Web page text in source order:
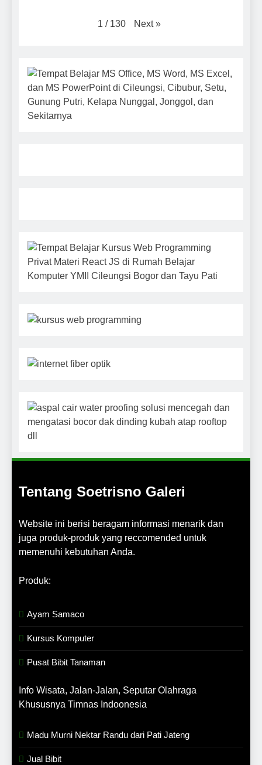
1 / 130 Next »
Tentang Soetrisno Galeri
Website ini berisi beragam informasi menarik dan
juga produk-produk yang reccomended untuk
memenuhi kebutuhan Anda.
Produk:
Ayam Samaco
Kursus Komputer
Pusat Bibit Tanaman
Info Wisata, Jalan-Jalan, Seputar Olahraga
Khususnya Timnas Indoonesia
Madu Murni Nektar Randu dari Pati Jateng
Jual Bibit